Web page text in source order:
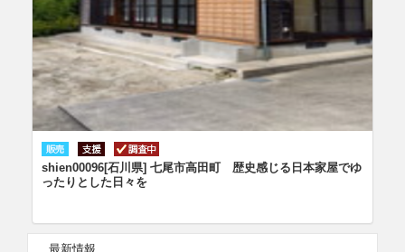
shien00096[石川県] 七尾市高田町 歴史感じる日本家屋でゆ
ったりとした日々を